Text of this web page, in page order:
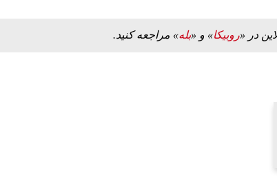
در «روبیکا» و «بله» مراجعه کنید.